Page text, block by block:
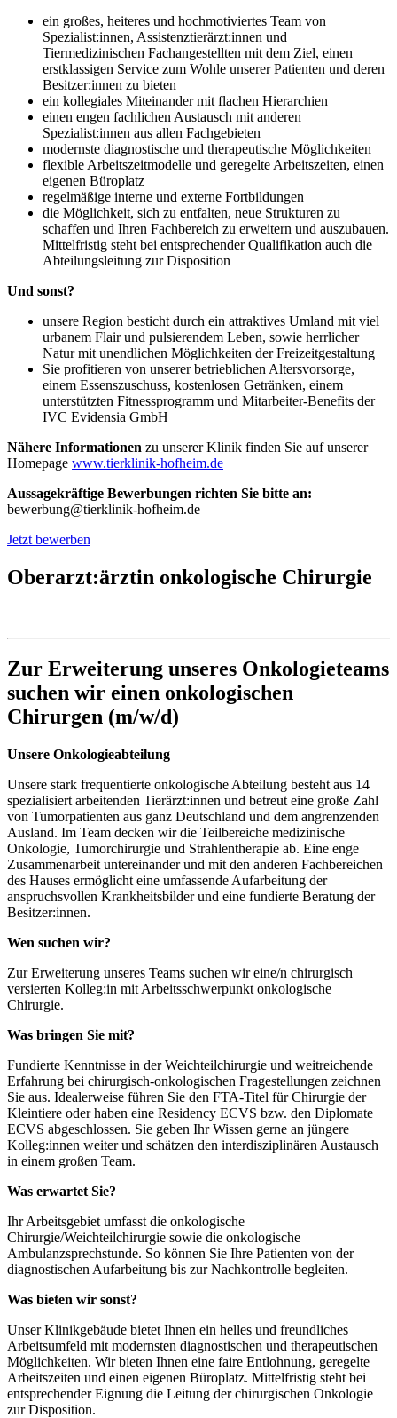
ein großes, heiteres und hochmotiviertes Team von
Spezialist:innen, Assistenztierärzt:innen und
Tiermedizinischen Fachangestellten mit dem Ziel, einen
erstklassigen Service zum Wohle unserer Patienten und deren
Besitzer:innen zu bieten
ein kollegiales Miteinander mit flachen Hierarchien
einen engen fachlichen Austausch mit anderen
Spezialist:innen aus allen Fachgebieten
modernste diagnostische und therapeutische Möglichkeiten
flexible Arbeitszeitmodelle und geregelte Arbeitszeiten, einen
eigenen Büroplatz
regelmäßige interne und externe Fortbildungen
die Möglichkeit, sich zu entfalten, neue Strukturen zu
schaffen und Ihren Fachbereich zu erweitern und auszubauen.
Mittelfristig steht bei entsprechender Qualifikation auch die
Abteilungsleitung zur Disposition
Und sonst?
unsere Region besticht durch ein attraktives Umland mit viel
urbanem Flair und pulsierendem Leben, sowie herrlicher
Natur mit unendlichen Möglichkeiten der Freizeitgestaltung
Sie profitieren von unserer betrieblichen Altersvorsorge,
einem Essenszuschuss, kostenlosen Getränken, einem
unterstützten Fitnessprogramm und Mitarbeiter-Benefits der
IVC Evidensia GmbH
Nähere Informationen zu unserer Klinik finden Sie auf unserer
Homepage www.tierklinik-hofheim.de
Aussagekräftige Bewerbungen richten Sie bitte an:
bewerbung@tierklinik-hofheim.de
Jetzt bewerben
Oberarzt:ärztin onkologische Chirurgie
Zur Erweiterung unseres Onkologieteams
suchen wir einen onkologischen
Chirurgen (m/w/d)
Unsere Onkologieabteilung
Unsere stark frequentierte onkologische Abteilung besteht aus 14
spezialisiert arbeitenden Tierärzt:innen und betreut eine große Zahl
von Tumorpatienten aus ganz Deutschland und dem angrenzenden
Ausland. Im Team decken wir die Teilbereiche medizinische
Onkologie, Tumorchirurgie und Strahlentherapie ab. Eine enge
Zusammenarbeit untereinander und mit den anderen Fachbereichen
des Hauses ermöglicht eine umfassende Aufarbeitung der
anspruchsvollen Krankheitsbilder und eine fundierte Beratung der
Besitzer:innen.
Wen suchen wir?
Zur Erweiterung unseres Teams suchen wir eine/n chirurgisch
versierten Kolleg:in mit Arbeitsschwerpunkt onkologische
Chirurgie.
Was bringen Sie mit?
Fundierte Kenntnisse in der Weichteilchirurgie und weitreichende
Erfahrung bei chirurgisch-onkologischen Fragestellungen zeichnen
Sie aus. Idealerweise führen Sie den FTA-Titel für Chirurgie der
Kleintiere oder haben eine Residency ECVS bzw. den Diplomate
ECVS abgeschlossen. Sie geben Ihr Wissen gerne an jüngere
Kolleg:innen weiter und schätzen den interdisziplinären Austausch
in einem großen Team.
Was erwartet Sie?
Ihr Arbeitsgebiet umfasst die onkologische
Chirurgie/Weichteilchirurgie sowie die onkologische
Ambulanzsprechstunde. So können Sie Ihre Patienten von der
diagnostischen Aufarbeitung bis zur Nachkontrolle begleiten.
Was bieten wir sonst?
Unser Klinikgebäude bietet Ihnen ein helles und freundliches
Arbeitsumfeld mit modernsten diagnostischen und therapeutischen
Möglichkeiten. Wir bieten Ihnen eine faire Entlohnung, geregelte
Arbeitszeiten und einen eigenen Büroplatz. Mittelfristig steht bei
entsprechender Eignung die Leitung der chirurgischen Onkologie
zur Disposition.